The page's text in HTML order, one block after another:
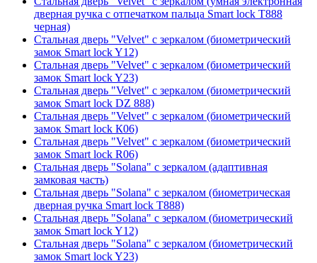
дверная ручка с отпечатком пальца Smart lock T888
черная)
Стальная дверь "Velvet" с зеркалом (биометрический
замок Smart lock Y12)
Стальная дверь "Velvet" с зеркалом (биометрический
замок Smart lock Y23)
Стальная дверь "Velvet" с зеркалом (биометрический
замок Smart lock DZ 888)
Стальная дверь "Velvet" с зеркалом (биометрический
замок Smart lock К06)
Стальная дверь "Velvet" с зеркалом (биометрический
замок Smart lock R06)
Стальная дверь "Solana" с зеркалом (адаптивная
замковая часть)
Стальная дверь "Solana" с зеркалом (биометрическая
дверная ручка Smart lock T888)
Стальная дверь "Solana" с зеркалом (биометрический
замок Smart lock Y12)
Стальная дверь "Solana" с зеркалом (биометрический
замок Smart lock Y23)